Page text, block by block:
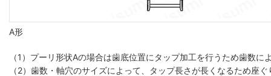
A形
（1）プーリ形状Aの場合は歯底位置にタップ加工を行うため歯数
（2）歯数・軸穴のサイズによって、タップ長さが長くなるため座